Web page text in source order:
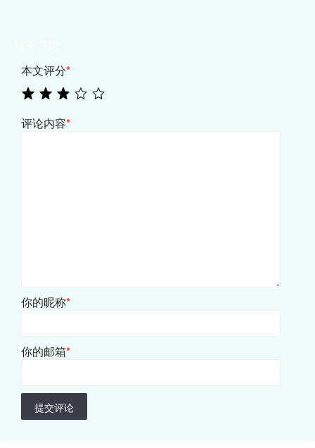
本文评分*
评论内容*
你的昵称*
你的邮箱*
提交评论